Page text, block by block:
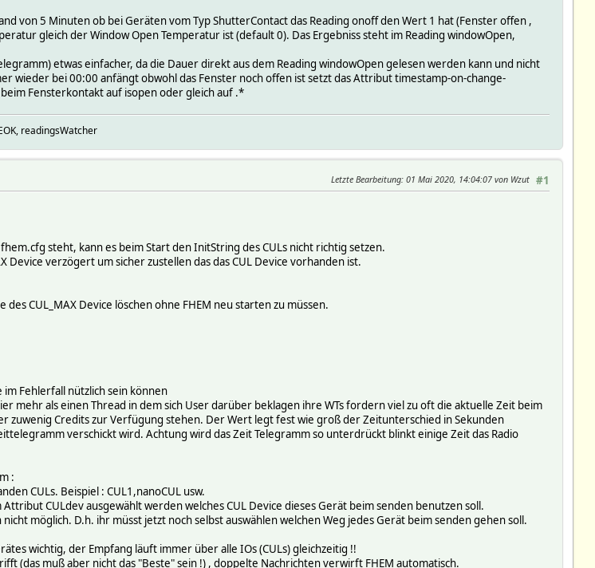
von 5 Minuten ob bei Geräten vom Typ ShutterContact das Reading onoff den Wert 1 hat (Fenster offen ,
gleich der Window Open Temperatur ist (default 0). Das Ergebniss steht im Reading windowOpen,
etwas einfacher, da die Dauer direkt aus dem Reading windowOpen gelesen werden kann und nicht
wieder bei 00:00 anfängt obwohl das Fenster noch offen ist setzt das Attribut timestamp-on-change-
Fensterkontakt auf isopen oder gleich auf .*
readingsWatcher
#1
Letzte Bearbeitung: 01 Mai 2020, 14:04:07 von Wzut
steht, kann es beim Start den InitString des CULs nicht richtig setzen.
Device verzögert um sicher zustellen das das CUL Device vorhanden ist.
CUL_MAX Device löschen ohne FHEM neu starten zu müssen.
Fehlerfall nützlich sein können
mehr als einen Thread in dem sich User darüber beklagen ihre WTs fordern viel zu oft die aktuelle Zeit beim
zuwenig Credits zur Verfügung stehen. Der Wert legt fest wie groß der Zeitunterschied in Sekunden
verschickt wird. Achtung wird das Zeit Telegramm so unterdrückt blinkt einige Zeit das Radio
:
CULs. Beispiel : CUL1,nanoCUL usw.
CULdev ausgewählt werden welches CUL Device dieses Gerät beim senden benutzen soll.
möglich. D.h. ihr müsst jetzt noch selbst auswählen welchen Weg jedes Gerät beim senden gehen soll.
wichtig, der Empfang läuft immer über alle IOs (CULs) gleichzeitig !!
(das muß aber nicht das "Beste" sein !) , doppelte Nachrichten verwirft FHEM automatisch.